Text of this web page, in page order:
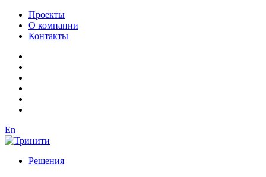
Проекты
О компании
Контакты
En
Решения